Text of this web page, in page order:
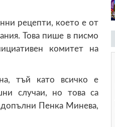
рецепти, което е от
Това пише в писмо
комитет на
тъй като всичко е
случаи, но това са
допълни Пенка Минева,